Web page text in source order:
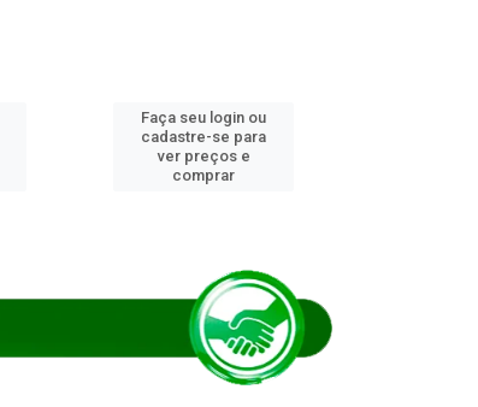
Faça seu login ou
cadastre-se para
ver preços e
comprar